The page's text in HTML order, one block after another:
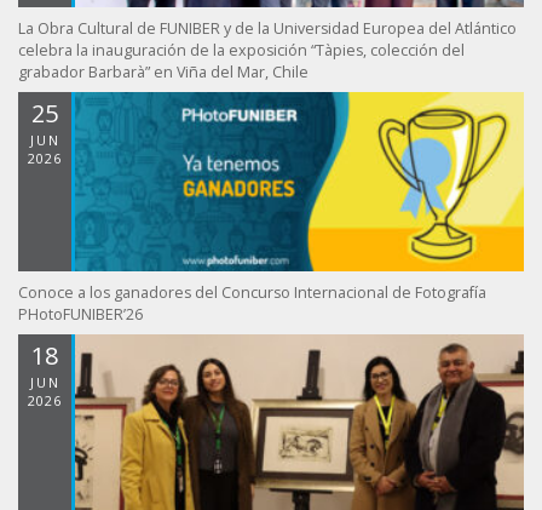
La Obra Cultural de FUNIBER y de la Universidad Europea del Atlántico
celebra la inauguración de la exposición “Tàpies, colección del
grabador Barbarà” en Viña del Mar, Chile
25
JUN
2026
Conoce a los ganadores del Concurso Internacional de Fotografía
PHotoFUNIBER’26
18
JUN
2026